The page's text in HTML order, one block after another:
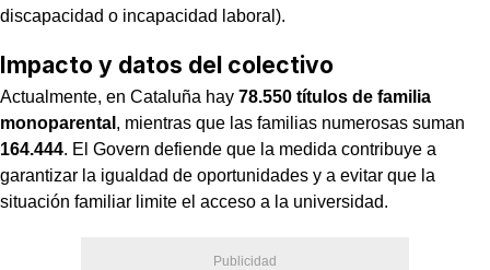
discapacidad o incapacidad laboral).
Impacto y datos del colectivo
Actualmente, en Cataluña hay 78.550 títulos de familia
monoparental , mientras que las familias numerosas suman
164.444. El Govern defiende que la medida contribuye a
garantizar la igualdad de oportunidades y a evitar que la
situación familiar limite el acceso a la universidad.